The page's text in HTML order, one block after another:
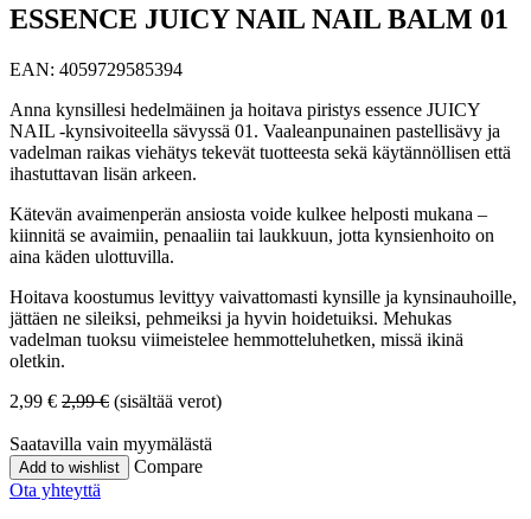
ESSENCE JUICY NAIL NAIL BALM 01
EAN: 4059729585394
Anna kynsillesi hedelmäinen ja hoitava piristys essence JUICY
NAIL -kynsivoiteella sävyssä 01. Vaaleanpunainen pastellisävy ja
vadelman raikas viehätys tekevät tuotteesta sekä käytännöllisen että
ihastuttavan lisän arkeen.
Kätevän avaimenperän ansiosta voide kulkee helposti mukana –
kiinnitä se avaimiin, penaaliin tai laukkuun, jotta kynsienhoito on
aina käden ulottuvilla.
Hoitava koostumus levittyy vaivattomasti kynsille ja kynsinauhoille,
jättäen ne sileiksi, pehmeiksi ja hyvin hoidetuiksi. Mehukas
vadelman tuoksu viimeistelee hemmotteluhetken, missä ikinä
oletkin.
2,99 € 2,99€ (sisältää verot)
Saatavilla vain myymälästä
Add to wishlist
Compare
Ota yhteyttä